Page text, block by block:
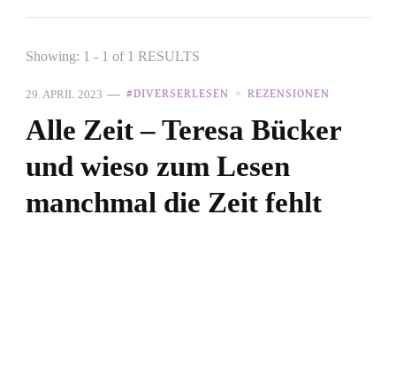
Showing: 1 - 1 of 1 RESULTS
29. APRIL 2023 #DIVERSERLESEN REZENSIONEN
Alle Zeit – Teresa Bücker
und wieso zum Lesen
manchmal die Zeit fehlt